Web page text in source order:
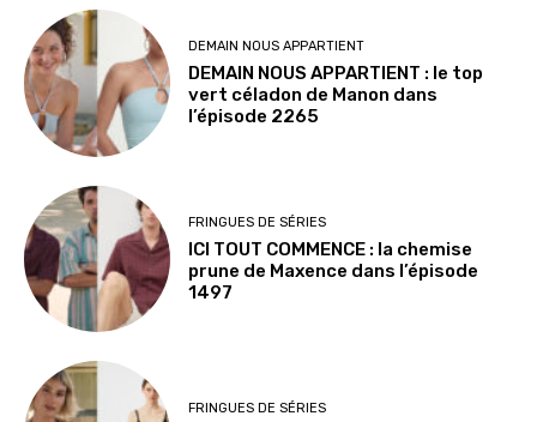
DEMAIN NOUS APPARTIENT
DEMAIN NOUS APPARTIENT : le top
vert céladon de Manon dans
l’épisode 2265
FRINGUES DE SÉRIES
ICI TOUT COMMENCE : la chemise
prune de Maxence dans l’épisode
1497
FRINGUES DE SÉRIES